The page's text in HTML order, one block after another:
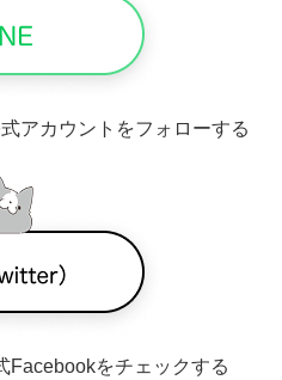
アカウントをフォローする
Facebookをチェックする